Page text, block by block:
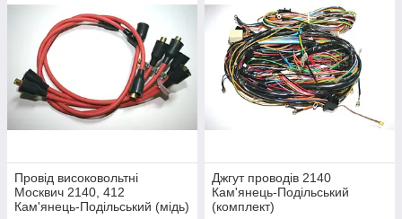
Провід високовольтні
Москвич 2140, 412
Кам'янець-Подільський (мідь)
Джгут проводів 2140
Кам'янець-Подільський
(комплект)